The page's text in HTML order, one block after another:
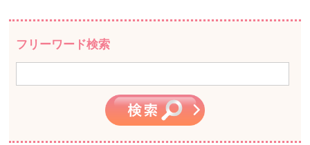
フリーワード検索